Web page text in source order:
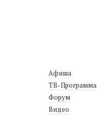
Афиша
ТВ-Программа
Форум
Видео